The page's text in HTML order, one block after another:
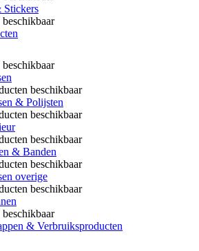
Stickers
beschikbaar
& Polijsten
beschikbaar
beschikbaar
& Banden
beschikbaar
overige
beschikbaar
& Verbruiksproducten